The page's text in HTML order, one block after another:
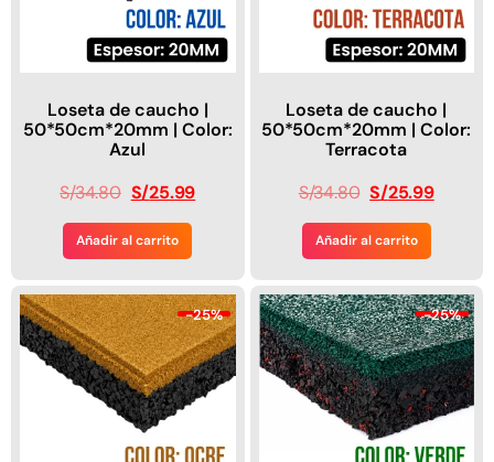
Loseta de caucho |
50*50cm*20mm | Color:
Azul
S/34.80 S/25.99
Añadir al carrito
Loseta de caucho |
50*50cm*20mm | Color:
Terracota
S/34.80 S/25.99
Añadir al carrito
-25% -25%